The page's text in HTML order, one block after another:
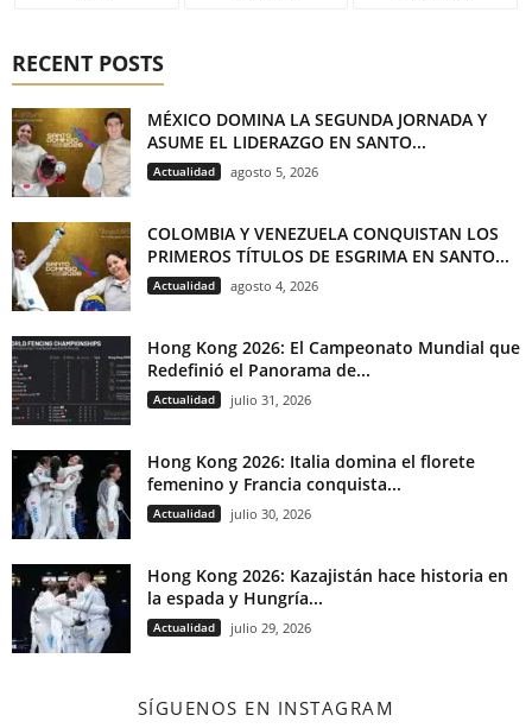
RECENT POSTS
MÉXICO DOMINA LA SEGUNDA JORNADA Y
ASUME EL LIDERAZGO EN SANTO...
Actualidad agosto 5, 2026
COLOMBIA Y VENEZUELA CONQUISTAN LOS
PRIMEROS TÍTULOS DE ESGRIMA EN SANTO...
Actualidad agosto 4, 2026
Hong Kong 2026: El Campeonato Mundial que
Redefinió el Panorama de...
Actualidad julio 31, 2026
Hong Kong 2026: Italia domina el florete
femenino y Francia conquista...
Actualidad julio 30, 2026
Hong Kong 2026: Kazajistán hace historia en
la espada y Hungría...
Actualidad julio 29, 2026
SÍGUENOS EN INSTAGRAM